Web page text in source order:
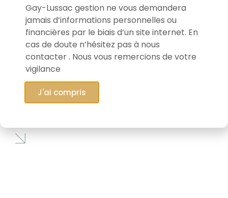
28/01/2026
Connaissez-vous EVS Broadcast
Gay-Lussac gestion ne vous demandera
jamais d’informations personnelles ou
financières par le biais d’un site internet. En
cas de doute n’hésitez pas à nous
contacter . Nous vous remercions de votre
vigilance
J'ai compris